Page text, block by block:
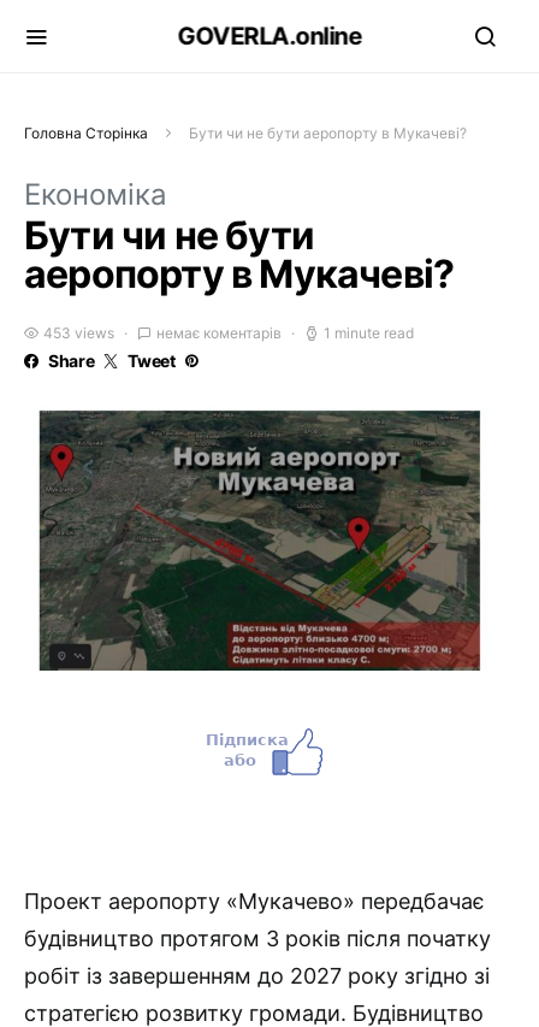
GOVERLA.online
Головна Сторінка Бути чи не бути аеропорту в Мукачеві?
Економіка
Бути чи не бути
аеропорту в Мукачеві?
453 views немає коментарів 1 minute read
Share Tweet
Проект аеропорту «Мукачево» передбачає
будівництво протягом 3 років після початку
робіт із завершенням до 2027 року згідно зі
стратегією розвитку громади. Будівництво